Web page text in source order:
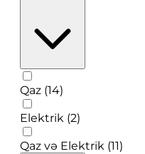
Qaz (14)
Elektrik (2)
Qaz və Elektrik (11)